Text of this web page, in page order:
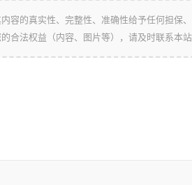
容的真实性、完整性、准确性给予任何担保
合法权益（内容、图片等），请及时联系本站